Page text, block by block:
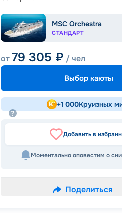
MSC Orchestra
СТАНДАРТ
от79 305 ₽ / чел
Выбор каюты
+1 000Круизных
Добавить в
Моментально оповестим о
Поделиться